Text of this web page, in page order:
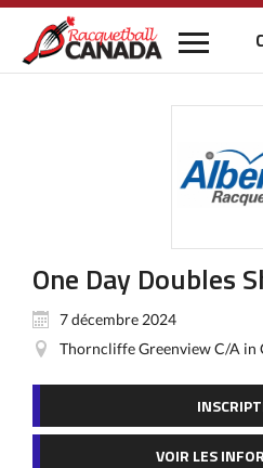
One Day Doubles
7 décembre 2024
Thorncliffe Greenview C/A in
VOIR LES